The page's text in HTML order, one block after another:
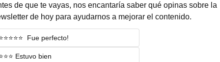
de que te vayas, nos encantaría saber qué opinas sobre la
de hoy para ayudarnos a mejorar el contenido.
Fue perfecto!
Estuvo bien